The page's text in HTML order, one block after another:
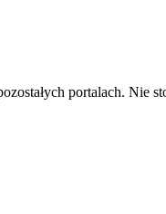
portalach. Nie